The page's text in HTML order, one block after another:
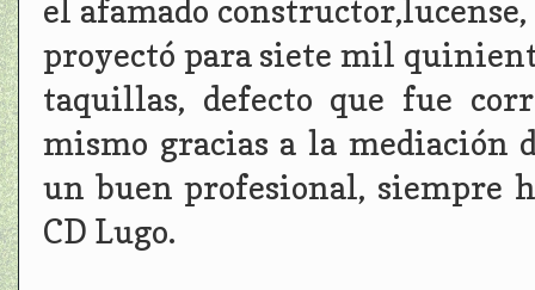
el afamado
proyectó para siete mil
taquillas, defecto que fue
mismo gracias a la mediación
un buen profesional, siempre
CD Lugo.